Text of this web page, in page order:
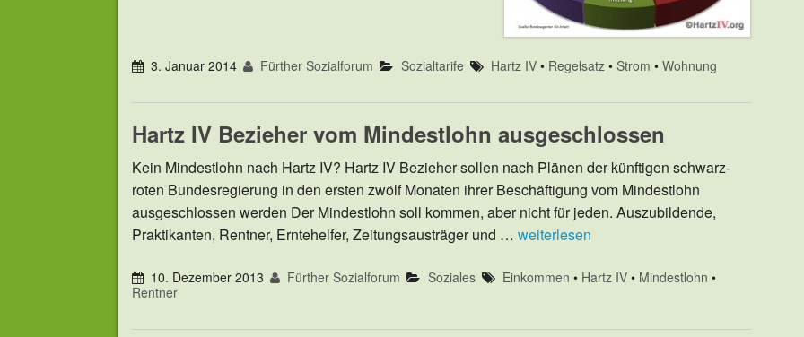
3. Januar 2014 Fürther Sozialforum Sozialtarife Hartz IV• Regelsatz• Strom • Wohnung
Hartz IV Bezieher vom Mindestlohn ausgeschlossen
Kein Mindestlohn nach Hartz IV? Hartz IV Bezieher sollen nach Plänen der künftigen schwarz-
roten Bundesregierung in den ersten zwölf Monaten ihrer Beschäftigung vom Mindestlohn
ausgeschlossen werden Der Mindestlohn soll kommen, aber nicht für jeden. Auszubildende,
Praktikanten, Rentner, Erntehelfer, Zeitungsausträger und … weiterlesen
10. Dezember 2013 Fürther Sozialforum Soziales Einkommen • Hartz IV• Mindestlohn •
Rentner